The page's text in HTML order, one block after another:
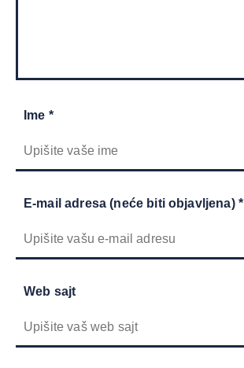
Ime *
E-mail adresa (neće biti objavljena) *
Web sajt